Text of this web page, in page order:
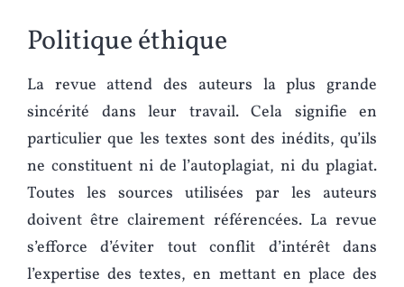
Politique éthique
La revue attend des auteurs la plus grande
sincérité dans leur travail. Cela signifie en
particulier que les textes sont des inédits, qu’ils
ne constituent ni de l’autoplagiat, ni du plagiat.
Toutes les sources utilisées par les auteurs
doivent être clairement référencées. La revue
s’efforce d’éviter tout conflit d’intérêt dans
l’expertise des textes, en mettant en place des